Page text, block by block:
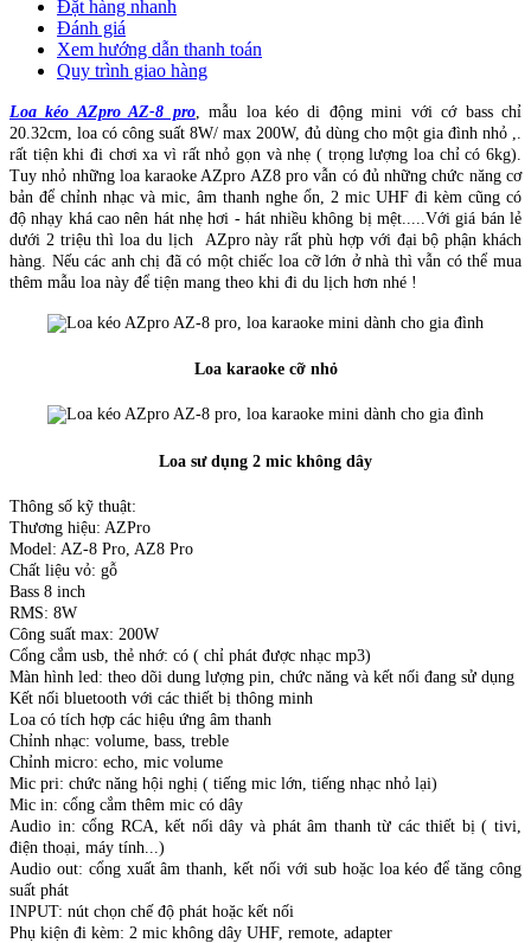
Đặt hàng nhanh
Đánh giá
Xem hướng dẫn thanh toán
Quy trình giao hàng
Loa kéo AZpro AZ-8 pro, mẫu loa kéo di động mini với cớ bass chỉ
20.32cm, loa có công suất 8W/ max 200W, đủ dùng cho một gia đình nhỏ ,.
rất tiện khi đi chơi xa vì rất nhỏ gọn và nhẹ ( trọng lượng loa chỉ có 6kg).
Tuy nhỏ những loa karaoke AZpro AZ8 pro vẫn có đủ những chức năng cơ
bản để chỉnh nhạc và mic, âm thanh nghe ổn, 2 mic UHF đi kèm cũng có
độ nhạy khá cao nên hát nhẹ hơi - hát nhiều không bị mệt.....Với giá bán lẻ
dưới 2 triệu thì loa du lịch AZpro này rất phù hợp với đại bộ phận khách
hàng. Nếu các anh chị đã có một chiếc loa cỡ lớn ở nhà thì vẫn có thể mua
thêm mẫu loa này để tiện mang theo khi đi du lịch hơn nhé !
Loa karaoke cỡ nhỏ
Loa sư dụng 2 mic không dây
Thông số kỹ thuật:
Thương hiệu: AZPro
Model: AZ-8 Pro, AZ8 Pro
Chất liệu vỏ: gỗ
Bass 8 inch
RMS: 8W
Công suất max: 200W
Cổng cắm usb, thẻ nhớ: có ( chỉ phát được nhạc mp3)
Màn hình led: theo dõi dung lượng pin, chức năng và kết nối đang sử dụng
Kết nối bluetooth với các thiết bị thông minh
Loa có tích hợp các hiệu ứng âm thanh
Chỉnh nhạc: volume, bass, treble
Chỉnh micro: echo, mic volume
Mic pri: chức năng hội nghị ( tiếng mic lớn, tiếng nhạc nhỏ lại)
Mic in: cổng cắm thêm mic có dây
Audio in: cổng RCA, kết nối dây và phát âm thanh từ các thiết bị ( tivi,
điện thoại, máy tính...)
Audio out: cổng xuất âm thanh, kết nối với sub hoặc loa kéo để tăng công
suất phát
INPUT: nút chọn chế độ phát hoặc kết nối
Phụ kiện đi kèm: 2 mic không dây UHF, remote, adapter